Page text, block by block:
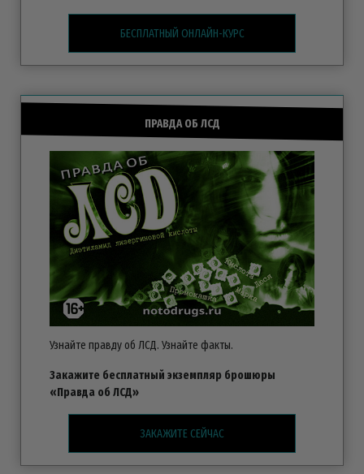
БЕСПЛАТНЫЙ ОНЛАЙН-КУРС
ПРАВДА ОБ ЛСД
Узнайте правду об ЛСД. Узнайте факты.
Закажите бесплатный экземпляр брошюры
«Правда об ЛСД»
ЗАКАЖИТЕ СЕЙЧАС